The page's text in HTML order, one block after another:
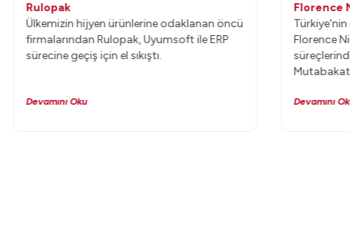
Rulopak
Ülkemizin hijyen ürünlerine odaklanan öncü
firmalarından Rulopak, Uyumsoft ile ERP
sürecine geçiş için el sıkıştı.
Devamını Oku
Florence
Florence
Devamını